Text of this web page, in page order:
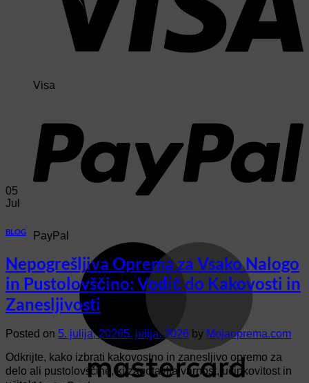
Visa
PayPal
05
Jul
BLOG
Nepogrešljiva Oprema za Vsako Nalogo
in Pustolovščino: Vodič do Kakovosti in
Zanesljivosti
Posted on 5. julija, 20265. julija, 2026 by Mojaoprema.com
Odkrijte, kako izbrati kakovostno in zanesljivo opremo za
delo ali pustolovščine, ki zagotavlja varnost, učinkovitost in